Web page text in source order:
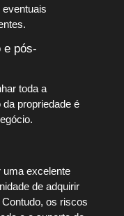
e pós-
toda a
propriedade é
uma excelente
de adquirir
os riscos